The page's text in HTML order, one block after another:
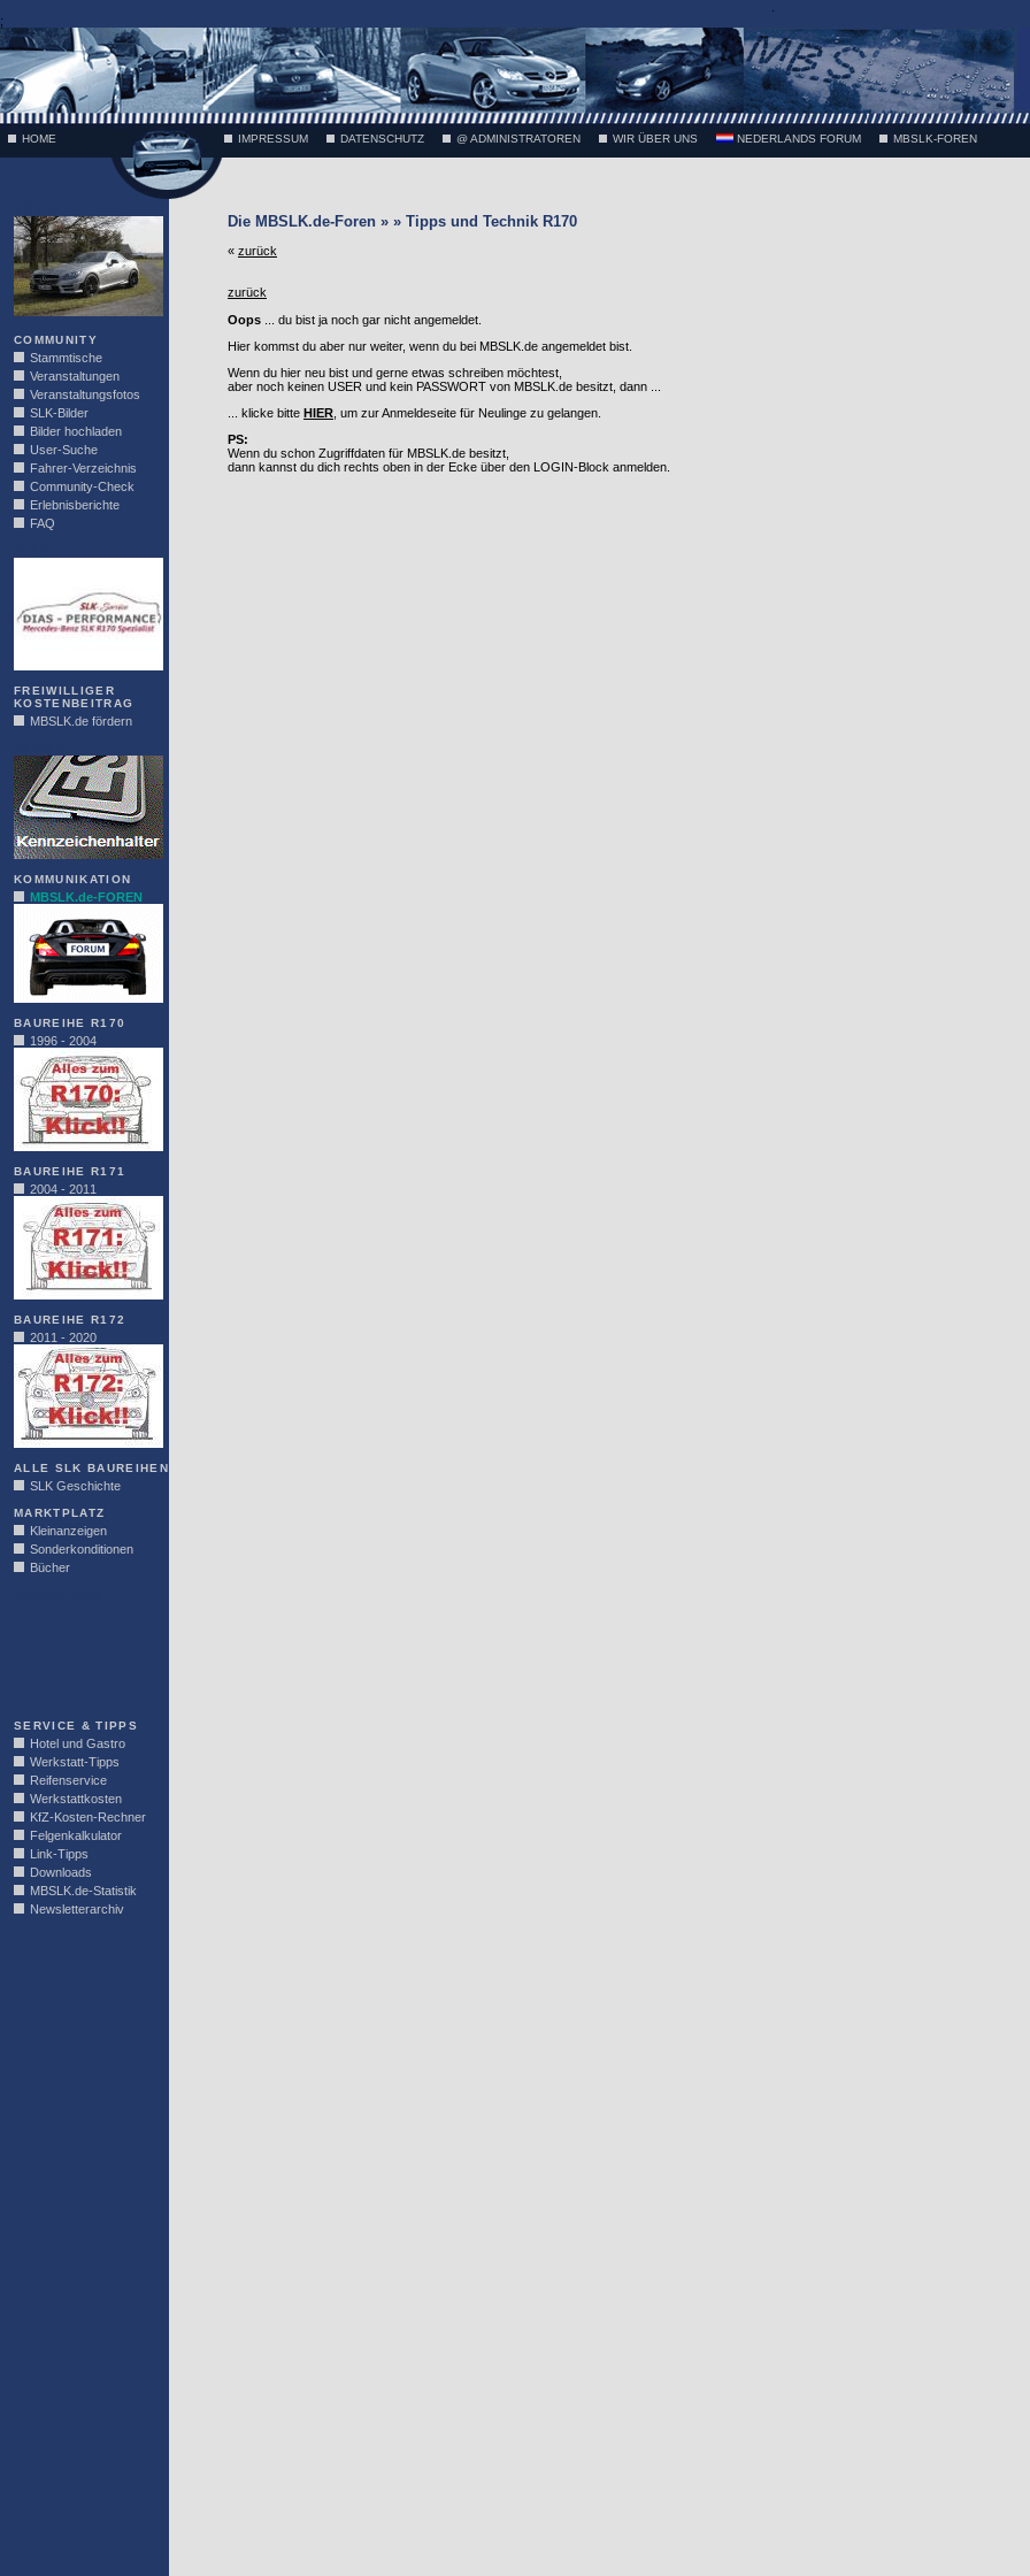
;
HOME IMPRESSUM DATENSCHUTZ @ ADMINISTRATOREN WIR ÜBER UNS NEDERLANDS FORUM MBSLK-FOREN
COMMUNITY
Stammtische
Veranstaltungen
Veranstaltungsfotos
SLK-Bilder
Bilder hochladen
User-Suche
Fahrer-Verzeichnis
Community-Check
Erlebnisberichte
FAQ
FREIWILLIGER
KOSTENBEITRAG
MBSLK.de fördern
KOMMUNIKATION
MBSLK.de-FOREN
BAUREIHE R170
1996 - 2004
BAUREIHE R171
2004 - 2011
BAUREIHE R172
2011 - 2020
ALLE SLK BAUREIHEN
SLK Geschichte
MARKTPLATZ
Kleinanzeigen
Sonderkonditionen
Bücher
SERVICE & TIPPS
Hotel und Gastro
Werkstatt-Tipps
Reifenservice
Werkstattkosten
KfZ-Kosten-Rechner
Felgenkalkulator
Link-Tipps
Downloads
MBSLK.de-Statistik
Newsletterarchiv
Die MBSLK.de-Foren » » Tipps und Technik R170
« zurück
zurück
Oops ... du bist ja noch gar nicht angemeldet.
Hier kommst du aber nur weiter, wenn du bei MBSLK.de angemeldet bist.
Wenn du hier neu bist und gerne etwas schreiben möchtest,
aber noch keinen USER und kein PASSWORT von MBSLK.de besitzt, dann ...
... klicke bitte HIER , um zur Anmeldeseite für Neulinge zu gelangen.
PS:
Wenn du schon Zugriffdaten für MBSLK.de besitzt,
dann kannst du dich rechts oben in der Ecke über den LOGIN-Block anmelden.